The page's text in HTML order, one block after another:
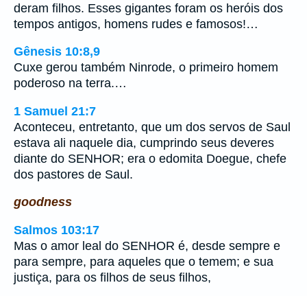
deram filhos. Esses gigantes foram os heróis dos
tempos antigos, homens rudes e famosos!…
Gênesis 10:8,9
Cuxe gerou também Ninrode, o primeiro homem
poderoso na terra.…
1 Samuel 21:7
Aconteceu, entretanto, que um dos servos de Saul
estava ali naquele dia, cumprindo seus deveres
diante do SENHOR; era o edomita Doegue, chefe
dos pastores de Saul.
goodness
Salmos 103:17
Mas o amor leal do SENHOR é, desde sempre e
para sempre, para aqueles que o temem; e sua
justiça, para os filhos de seus filhos,